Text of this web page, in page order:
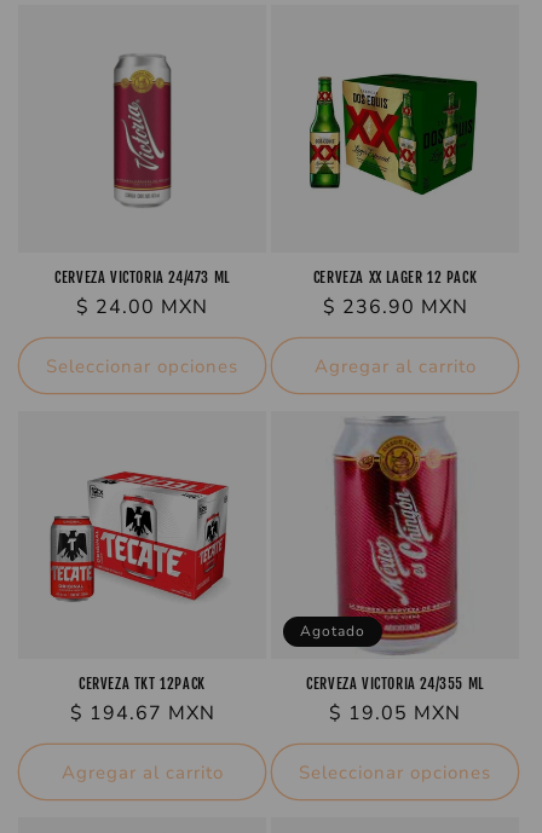
CERVEZA VICTORIA 24/473 ML
Precio
habitual
$ 24.00 MXN
Seleccionar opciones
CERVEZA XX LAGER 12 PACK
Precio
habitual
$ 236.90 MXN
Agregar al carrito
CERVEZA TKT 12PACK
Precio
habitual
$ 194.67 MXN
Agregar al carrito
Agotado
CERVEZA VICTORIA 24/355 ML
Precio
habitual
$ 19.05 MXN
Seleccionar opciones